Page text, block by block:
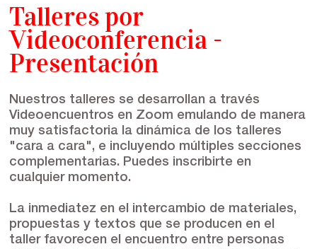
Talleres por
Videoconferencia -
Presentación
Nuestros talleres se desarrollan a través
Videoencuentros en Zoom emulando de manera
muy satisfactoria la dinámica de los talleres
"cara a cara", e incluyendo múltiples secciones
complementarias. Puedes inscribirte en
cualquier momento.
La inmediatez en el intercambio de materiales,
propuestas y textos que se producen en el
taller favorecen el encuentro entre personas